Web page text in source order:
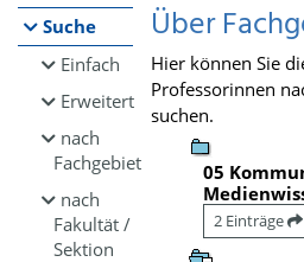
Suche
Einfach
Erweitert
nach
Fachgebiet
nach
Fakultät /
Sektion
Über
Hier können Sie
Professorinnen
suchen.
05
2 Einträge